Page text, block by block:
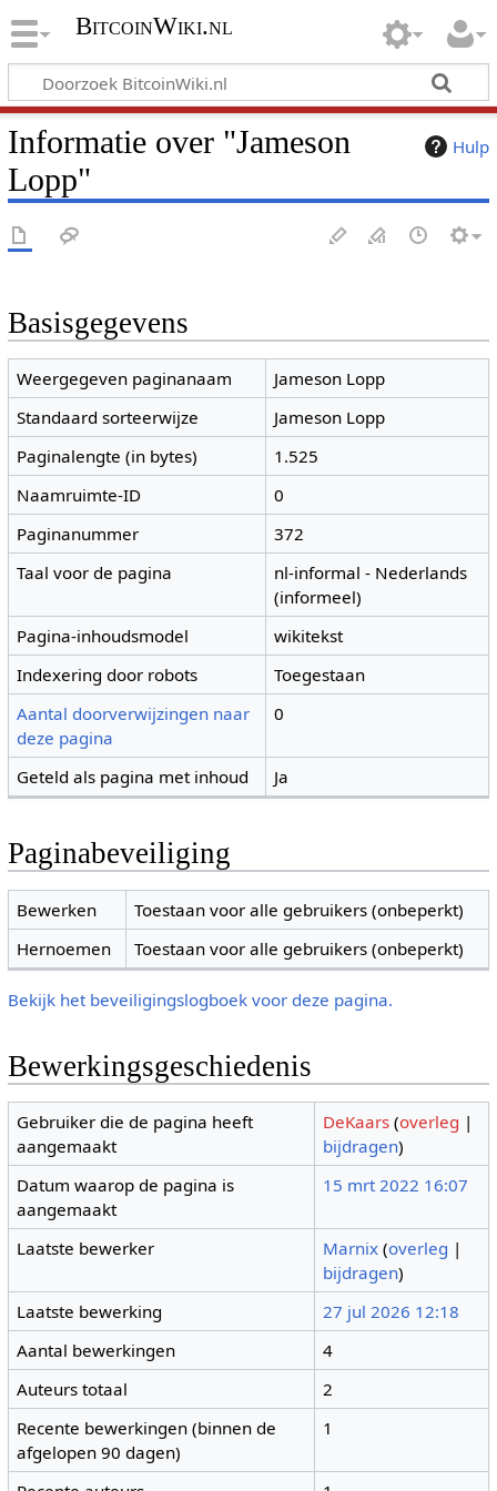
BitcoinWiki.nl
Hulp
Informatie over "Jameson
Lopp"
Basisgegevens
Weergegeven paginanaam
Jameson Lopp
Standaard sorteerwijze
Jameson Lopp
Paginalengte (in bytes)
1.525
Naamruimte-ID
0
Paginanummer
372
Taal voor de pagina
nl-informal - Nederlands
(informeel)
Pagina-inhoudsmodel
wikitekst
Indexering door robots
Toegestaan
Aantal doorverwijzingen naar
deze pagina
0
Geteld als pagina met inhoud Ja
Paginabeveiliging
Bewerken
Toestaan voor alle gebruikers (onbeperkt)
Hernoemen
Toestaan voor alle gebruikers (onbeperkt)
Bekijk het beveiligingslogboek voor deze pagina.
Bewerkingsgeschiedenis
Gebruiker die de pagina heeft
aangemaakt
DeKaars (overleg |
bijdragen)
Datum waarop de pagina is
aangemaakt
15 mrt 2022 16:07
Laatste bewerker Marnix (overleg |
bijdragen)
Laatste bewerking
27 jul 2026 12:18
Aantal bewerkingen
4
Auteurs totaal
2
Recente bewerkingen (binnen de
afgelopen 90 dagen)
1